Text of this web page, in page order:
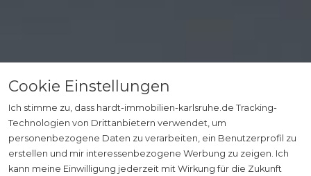
Cookie Einstellungen
Ich stimme zu, dass hardt-immobilien-karlsruhe.de Tracking-
Technologien von Drittanbietern verwendet, um
personenbezogene Daten zu verarbeiten, ein Benutzerprofil zu
erstellen und mir interessenbezogene Werbung zu zeigen. Ich
kann meine Einwilligung jederzeit mit Wirkung für die Zukunft